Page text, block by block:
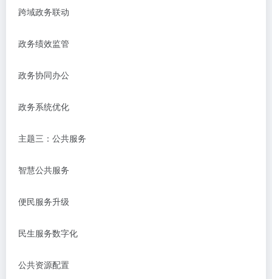
跨域政务联动
政务绩效监管
政务协同办公
政务系统优化
主题三：公共服务
智慧公共服务
便民服务升级
民生服务数字化
公共资源配置